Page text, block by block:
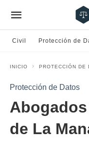
Civil Protección de
INICIO PROTECCIÓN DE
Protección de Datos
de La